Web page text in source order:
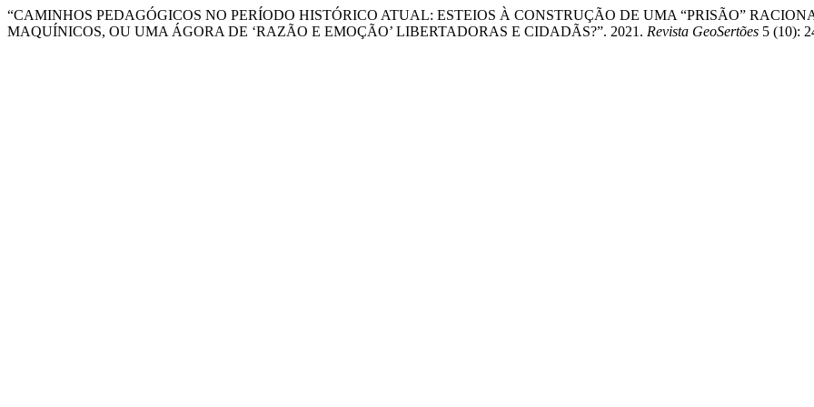
“CAMINHOS PEDAGÓGICOS NO PERÍODO HISTÓRICO ATUAL: ESTEIOS À CONSTRUÇÃO DE UMA “PRISÃO”
MAQUÍNICOS, OU UMA ÁGORA DE ‘RAZÃO E EMOÇÃO’ LIBERTADORAS E CIDADÃS?”. 2021. Revista GeoSertões 5 (10):